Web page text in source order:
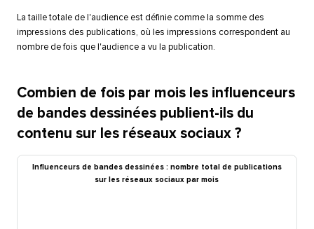
La taille totale de l'audience est définie comme la somme des
impressions des publications, où les impressions correspondent au
nombre de fois que l'audience a vu la publication.​​
Combien de fois par mois les influenceurs
de bandes dessinées publient-ils du
contenu sur les réseaux sociaux ?​​
Influenceurs de bandes dessinées : nombre total de publications
sur les réseaux sociaux par mois​​